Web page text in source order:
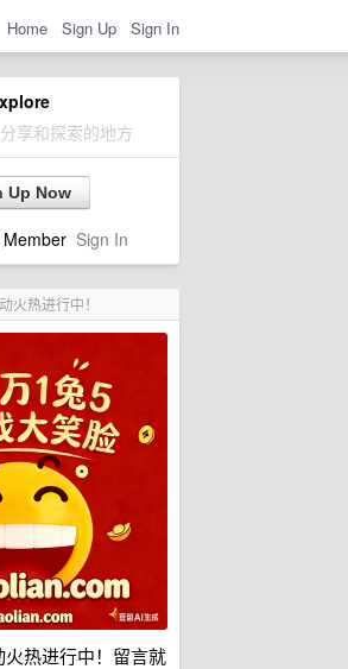
Home Sign Up Sign In
享和探索的地方
Up Now
Sign In
火热进行中！
热进行中！留言就